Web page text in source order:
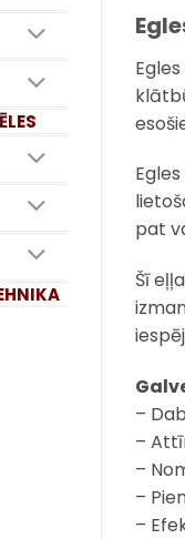
pat
Šī
–
–
–
–
–